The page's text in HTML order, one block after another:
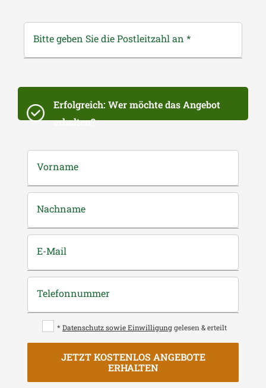
Bitte geben Sie die Postleitzahl an *
Erfolgreich: Wer möchte das Angebot
erhalten?
Vorname
Nachname
E-Mail
Telefonnummer
* Datenschutz sowie Einwilligung gelesen & erteilt
JETZT KOSTENLOS ANGEBOTE
ERHALTEN